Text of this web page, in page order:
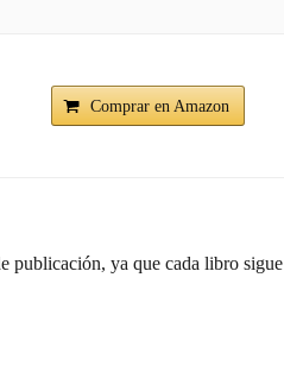
Comprar en Amazon
publicación, ya que cada libro sigue